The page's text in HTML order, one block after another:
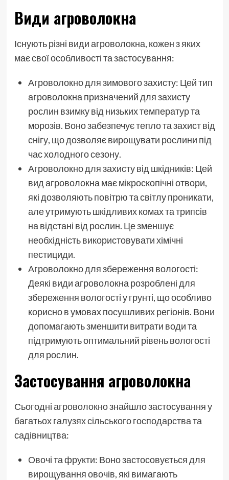
Види агроволокна
Існують різні види агроволокна, кожен з яких
має свої особливості та застосування:
Агроволокно для зимового захисту: Цей тип
агроволокна призначений для захисту
рослин взимку від низьких температур та
морозів. Воно забезпечує тепло та захист від
снігу, що дозволяє вирощувати рослини під
час холодного сезону.
Агроволокно для захисту від шкідників: Цей
вид агроволокна має мікроскопічні отвори,
які дозволяють повітрю та світлу проникати,
але утримують шкідливих комах та трипсів
на відстані від рослин. Це зменшує
необхідність використовувати хімічні
пестициди.
Агроволокно для збереження вологості:
Деякі види агроволокна розроблені для
збереження вологості у грунті, що особливо
корисно в умовах посушливих регіонів. Вони
допомагають зменшити витрати води та
підтримують оптимальний рівень вологості
для рослин.
Застосування агроволокна
Сьогодніагроволокнознайшло застосування у
багатьох галузях сільського господарства та
садівництва:
Овочі та фрукти: Воно застосовується для
вирощування овочів, які вимагають